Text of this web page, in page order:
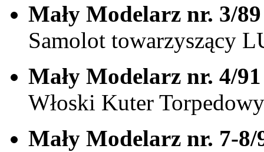
Mały Modelarz nr. 3/89
Samolot towarzyszący
Mały Modelarz nr. 4/91
Włoski Kuter
Mały Modelarz nr. 7-8/